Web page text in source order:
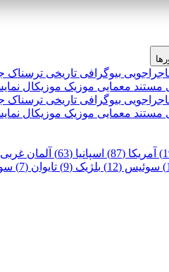
بیوگرافی تاریخی ترسناک
مستند معمایی موزیک موزیکال
بیوگرافی تاریخی ترسناک
مستند معمایی موزیک موزیکال
آمریکا (87) اسپانیا (63) آلمان غربی
سوئیس (12) بلژیک (9) تایوان (7)